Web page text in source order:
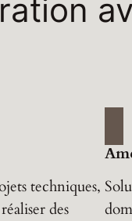
techniques,
des